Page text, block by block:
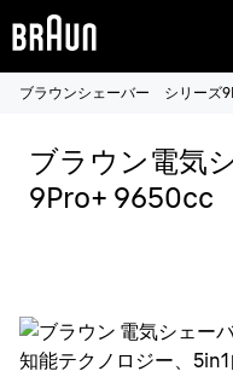
ブラウンシェーバー シリーズ
ブラウン電気
9Pro+ 9650cc